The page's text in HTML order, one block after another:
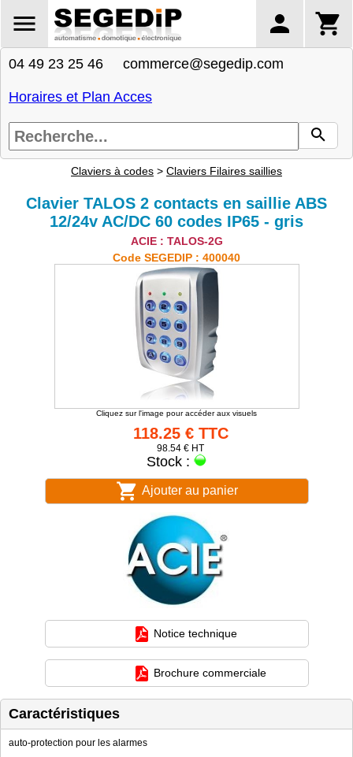
04 49 23 25 46 commerce@segedip.com
Horaires et Plan Acces
Claviers à codes > Claviers Filaires saillies
Clavier TALOS 2 contacts en saillie ABS
12/24v AC/DC 60 codes IP65 - gris
ACIE : TALOS-2G
Code SEGEDIP : 400040
Cliquez sur l'image pour accéder aux visuels
118.25 € TTC
98.54 € HT
Stock :
Ajouter au panier
Notice technique
Brochure commerciale
Caractéristiques
auto-protection pour les alarmes